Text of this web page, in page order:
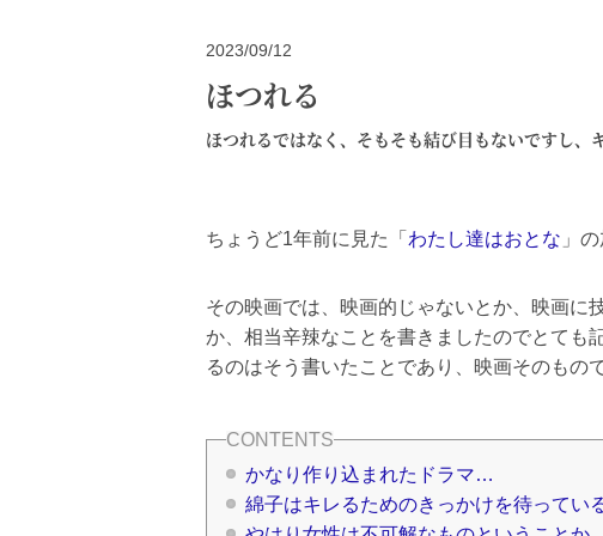
2023/09/12
ほつれる
ほつれるではなく、そもそも結び目もないですし、
ちょうど1年前に見た「 わたし達はおとな 」
その映画では、映画的じゃないとか、映画に
か、相当辛辣なことを書きましたのでとても
るのはそう書いたことであり、映画そのもの
かなり作り込まれたドラマ…
綿子はキレるためのきっかけを待ってい